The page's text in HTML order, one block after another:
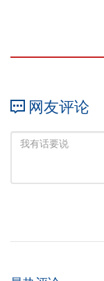
网友评论